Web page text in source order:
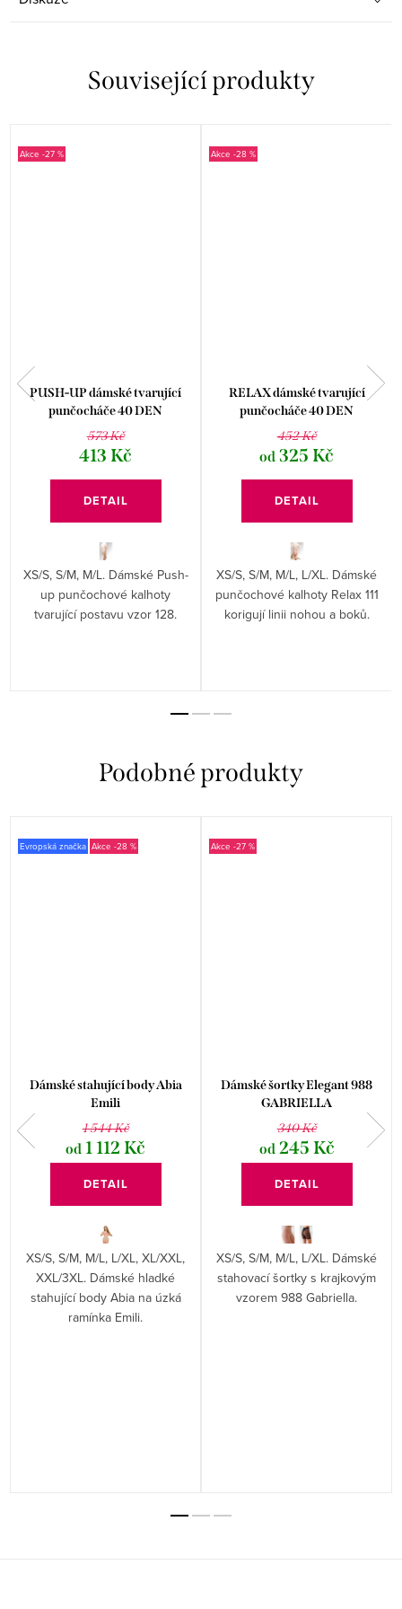
Související produkty
-27 %
PUSH-UP dámské tvarující
punčocháče 40 DEN
GABRIELLA
573 Kč
413 Kč
DETAIL
XS/S, S/M, M/L. Dámské Push-
up punčochové kalhoty
tvarující postavu vzor 128.
-28 %
RELAX dámské tvarující
punčocháče 40 DEN
GABRIELLA
452 Kč
od 325 Kč
DETAIL
XS/S, S/M, M/L, L/XL. Dámské
punčochové kalhoty Relax 111
korigují linii nohou a boků.
Evropská značka -28 %
Dámské stahující body Abia
Emili
1 544 Kč
od 1 112 Kč
DETAIL
XS/S, S/M, M/L, L/XL, XL/XXL,
XXL/3XL. Dámské hladké
stahující body Abia na úzká
ramínka Emili.
-27 %
Dámské šortky Elegant 988
GABRIELLA
340 Kč
od 245 Kč
DETAIL
XS/S, S/M, M/L, L/XL. Dámské
stahovací šortky s krajkovým
vzorem 988 Gabriella.